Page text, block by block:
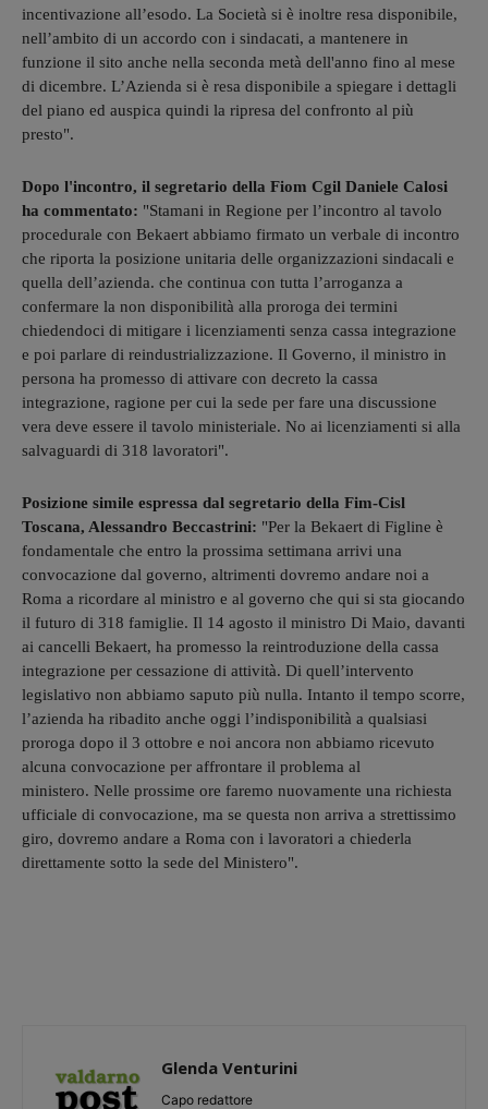
incentivazione all’esodo. La Società si è inoltre resa disponibile,
nell’ambito di un accordo con i sindacati, a mantenere in
funzione il sito anche nella seconda metà dell'anno fino al mese
di dicembre. L’Azienda si è resa disponibile a spiegare i dettagli
del piano ed auspica quindi la ripresa del confronto al più
presto".
Dopo l'incontro, il segretario della Fiom Cgil Daniele Calosi
ha commentato: "Stamani in Regione per l’incontro al tavolo
procedurale con Bekaert abbiamo firmato un verbale di incontro
che riporta la posizione unitaria delle organizzazioni sindacali e
quella dell’azienda. che continua con tutta l’arroganza a
confermare la non disponibilità alla proroga dei termini
chiedendoci di mitigare i licenziamenti senza cassa integrazione
e poi parlare di reindustrializzazione. Il Governo, il ministro in
persona ha promesso di attivare con decreto la cassa
integrazione, ragione per cui la sede per fare una discussione
vera deve essere il tavolo ministeriale. No ai licenziamenti si alla
salvaguardi di 318 lavoratori".
Posizione simile espressa dal segretario della Fim-Cisl
Toscana, Alessandro Beccastrini: "Per la Bekaert di Figline è
fondamentale che entro la prossima settimana arrivi una
convocazione dal governo, altrimenti dovremo andare noi a
Roma a ricordare al ministro e al governo che qui si sta giocando
il futuro di 318 famiglie. Il 14 agosto il ministro Di Maio, davanti
ai cancelli Bekaert, ha promesso la reintroduzione della cassa
integrazione per cessazione di attività. Di quell’intervento
legislativo non abbiamo saputo più nulla. Intanto il tempo scorre,
l’azienda ha ribadito anche oggi l’indisponibilità a qualsiasi
proroga dopo il 3 ottobre e noi ancora non abbiamo ricevuto
alcuna convocazione per affrontare il problema al
ministero. Nelle prossime ore faremo nuovamente una richiesta
ufficiale di convocazione, ma se questa non arriva a strettissimo
giro, dovremo andare a Roma con i lavoratori a chiederla
direttamente sotto la sede del Ministero".
Glenda Venturini
Capo redattore